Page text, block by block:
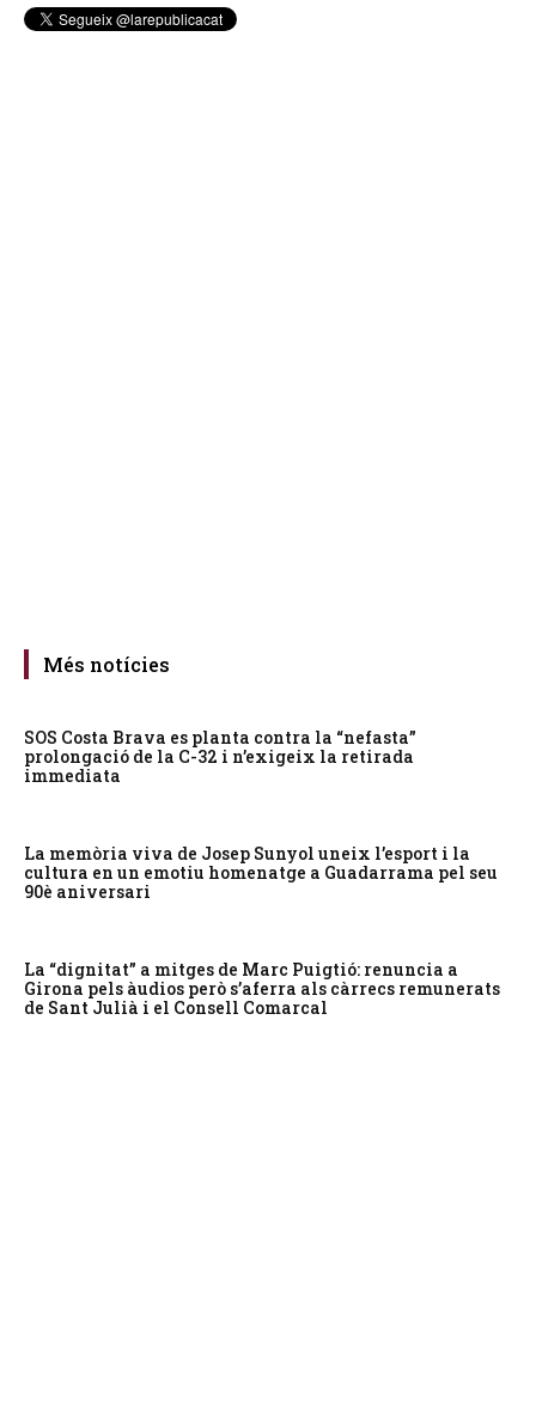
Més notícies
SOS Costa Brava es planta contra la “nefasta”
prolongació de la C-32 i n’exigeix la retirada
immediata
La memòria viva de Josep Sunyol uneix l’esport i la
cultura en un emotiu homenatge a Guadarrama pel seu
90è aniversari
La “dignitat” a mitges de Marc Puigtió: renuncia a
Girona pels àudios però s’aferra als càrrecs remunerats
de Sant Julià i el Consell Comarcal